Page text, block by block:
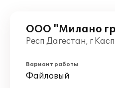
ООО "Милано
Респ Дагестан, г
Вариант работы
Файловый